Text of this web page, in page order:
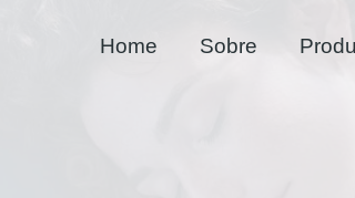
Home Sobre